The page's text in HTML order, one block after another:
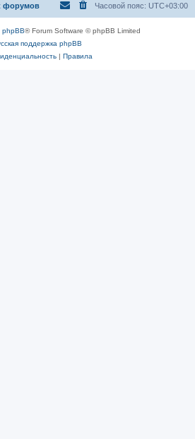
форумов Часовой пояс: UTC+03:00
phpBB® Forum Software © phpBB Limited
поддержка phpBB
| Правила